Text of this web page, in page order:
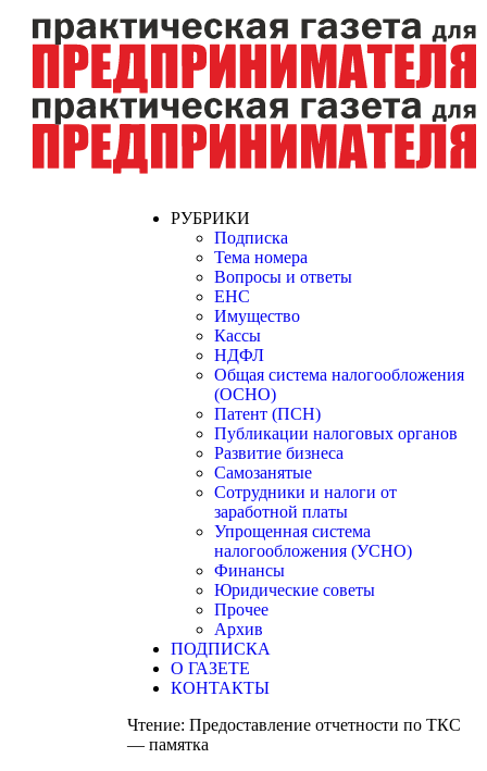
РУБРИКИ
Подписка
Тема номера
Вопросы и ответы
ЕНС
Имущество
Кассы
НДФЛ
Общая система налогообложения
(ОСНО)
Патент (ПСН)
Публикации налоговых органов
Развитие бизнеса
Самозанятые
Сотрудники и налоги от
заработной платы
Упрощенная система
налогообложения (УСНО)
Финансы
Юридические советы
Прочее
Архив
ПОДПИСКА
О ГАЗЕТЕ
КОНТАКТЫ
Чтение: Предоставление отчетности по ТКС
— памятка